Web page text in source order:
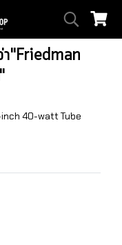
"Friedman
inch 40-watt Tube